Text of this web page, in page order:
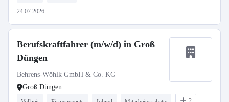
24.07.2026
Berufskraftfahrer (m/w/d) in Groß
Düngen
Behrens-Wöhlk GmbH & Co. KG
Groß Düngen